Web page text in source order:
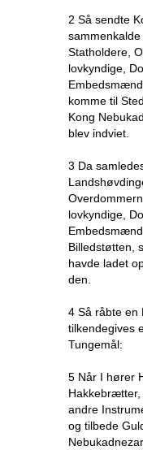
2 Så sendte
Statholdere,
lovkyndige,
komme til
Kong
blev indviet.
3 Da
lovkyndige,
Billedstøtten,
havde ladet
den.
4 Så råbte en
tilkendegives
Tungemål:
5 Når I hører
andre
og tilbede